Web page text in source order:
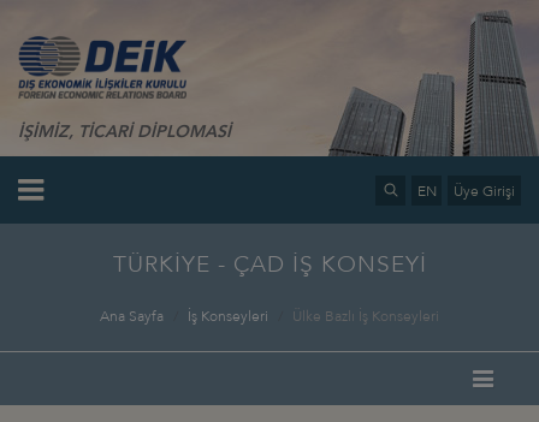
İŞİMİZ, TİCARİ DİPLOMASİ
EN Üye Girişi
TÜRKİYE - ÇAD İŞ KONSEYİ
Ana Sayfa İş Konseyleri Ülke Bazlı İş Konseyleri